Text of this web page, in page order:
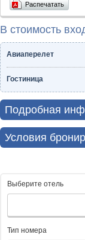
Распечатать
В стоимость
Авиаперелет
Гостиница
Подробная
Условия
Выберите отель
Тип номера